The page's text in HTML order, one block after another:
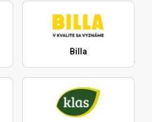
Billa